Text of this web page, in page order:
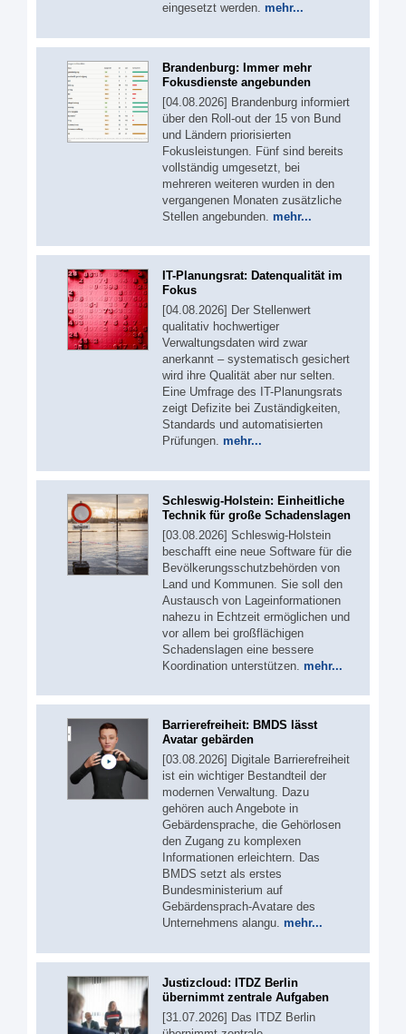
eingesetzt werden. mehr...
Brandenburg: Immer mehr
Fokusdienste angebunden
[04.08.2026] Brandenburg informiert
über den Roll-out der 15 von Bund
und Ländern priorisierten
Fokusleistungen. Fünf sind bereits
vollständig umgesetzt, bei
mehreren weiteren wurden in den
vergangenen Monaten zusätzliche
Stellen angebunden. mehr...
IT-Planungsrat: Datenqualität im
Fokus
[04.08.2026] Der Stellenwert
qualitativ hochwertiger
Verwaltungsdaten wird zwar
anerkannt – systematisch gesichert
wird ihre Qualität aber nur selten.
Eine Umfrage des IT-Planungsrats
zeigt Defizite bei Zuständigkeiten,
Standards und automatisierten
Prüfungen. mehr...
Schleswig-Holstein: Einheitliche
Technik für große Schadenslagen
[03.08.2026] Schleswig-Holstein
beschafft eine neue Software für die
Bevölkerungsschutzbehörden von
Land und Kommunen. Sie soll den
Austausch von Lageinformationen
nahezu in Echtzeit ermöglichen und
vor allem bei großflächigen
Schadenslagen eine bessere
Koordination unterstützen. mehr...
Barrierefreiheit: BMDS lässt
Avatar gebärden
[03.08.2026] Digitale Barrierefreiheit
ist ein wichtiger Bestandteil der
modernen Verwaltung. Dazu
gehören auch Angebote in
Gebärdensprache, die Gehörlosen
den Zugang zu komplexen
Informationen erleichtern. Das
BMDS setzt als erstes
Bundesministerium auf
Gebärdensprach-Avatare des
Unternehmens alangu. mehr...
Justizcloud: ITDZ Berlin
übernimmt zentrale Aufgaben
[31.07.2026] Das ITDZ Berlin